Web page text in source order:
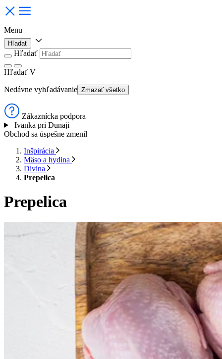
Menu
Hľadať
Hľadať
Hľadať V
Nedávne vyhľadávanie Zmazať všetko
Zákaznícka podpora
Ivanka pri Dunaji
Obchod sa úspešne zmenil
Inšpirácia
Mäso a hydina
Divina
Prepelica
Prepelica